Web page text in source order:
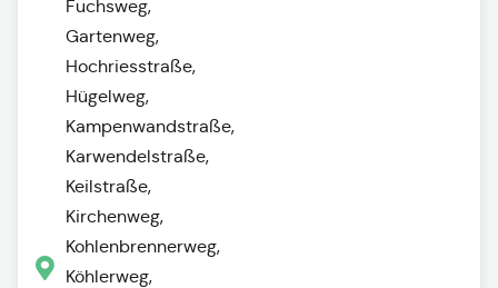
Fuchsweg,
Gartenweg,
Hochriesstraße,
Hügelweg,
Kampenwandstraße,
Karwendelstraße,
Keilstraße,
Kirchenweg,
Kohlenbrennerweg,
Köhlerweg,